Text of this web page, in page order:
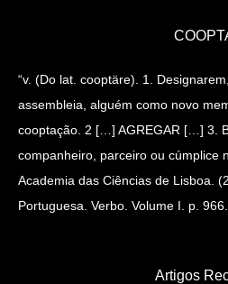
“v. (Do lat. cooptäre). 1.
assembleia, alguém como novo
cooptação. 2 […] AGREGAR […] 3.
companheiro, parceiro ou cúmplice
Academia das Ciências de Lisboa.
Portuguesa. Verbo. Volume I. p. 966.
Artigos